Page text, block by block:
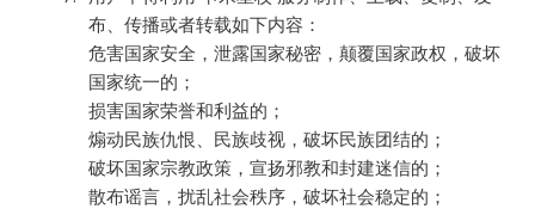
布、传播或者转载如下内容：
危害国家安全，泄露国家秘密，颠覆国家政权，破坏
国家统一的；
损害国家荣誉和利益的；
煽动民族仇恨、民族歧视，破坏民族团结的；
破坏国家宗教政策，宣扬邪教和封建迷信的；
散布谣言，扰乱社会秩序，破坏社会稳定的；